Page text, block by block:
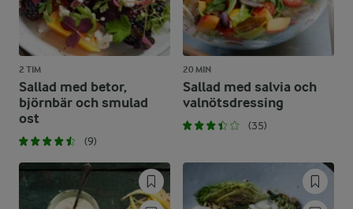
2 TIM
Sallad med betor,
björnbär och smulad
ost
(9)
20 MIN
Sallad med salvia och
valnötsdressing
(35)